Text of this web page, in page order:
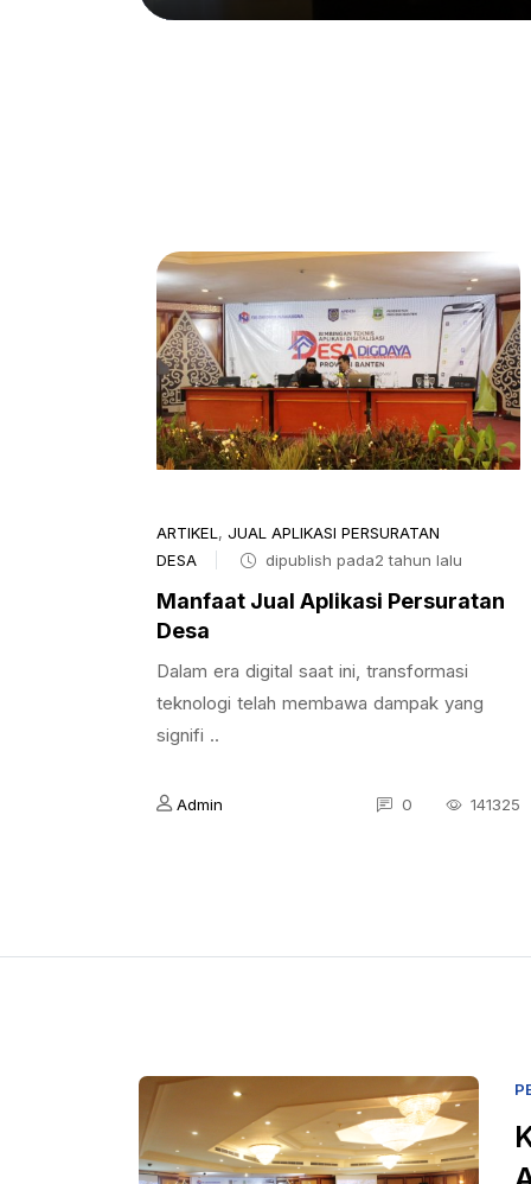
ARTIKEL , JUAL APLIKASI PERSURATAN
DESA
dipublish pada2 tahun lalu
Manfaat Jual Aplikasi Persuratan
Desa
Dalam era digital saat ini, transformasi
teknologi telah membawa dampak yang
signifi ..
Admin 0 141325